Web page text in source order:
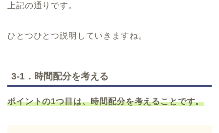
上記の通りです。
ひとつひとつ説明していきますね。
3-1．時間配分を考える
ポイントの1つ目は、時間配分を考えることです。